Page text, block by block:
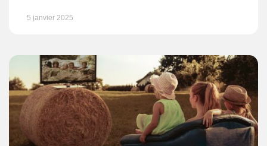
5 janvier 2025